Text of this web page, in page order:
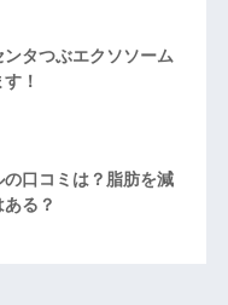
ンタつぶエクソソーム
！
口コミは？脂肪を減
る？